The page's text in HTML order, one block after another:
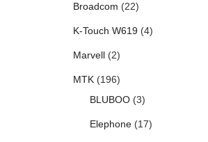
Broadcom (22)
K-Touch W619(4)
Marvell(2)
MTK(196)
BLUBOO(3)
Elephone(17)